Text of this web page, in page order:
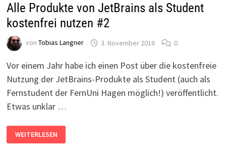
Alle Produkte von JetBrains als Student
kostenfrei nutzen #2
von Tobias Langner 3. November 2016 0
Vor einem Jahr habe ich einen Post über die kostenfreie
Nutzung der JetBrains-Produkte als Student (auch als
Fernstudent der FernUni Hagen möglich!) veröffentlicht.
Etwas unklar …
PRODUKTE
VON
WEITERLESEN